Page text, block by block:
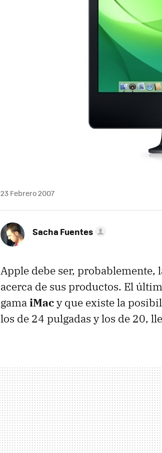
23 Febrero 2007
Sacha Fuentes
Apple debe ser, probablemente,
acerca de sus productos. El
gamaiMacy que existe la
los de 24 pulgadas y los de 20,